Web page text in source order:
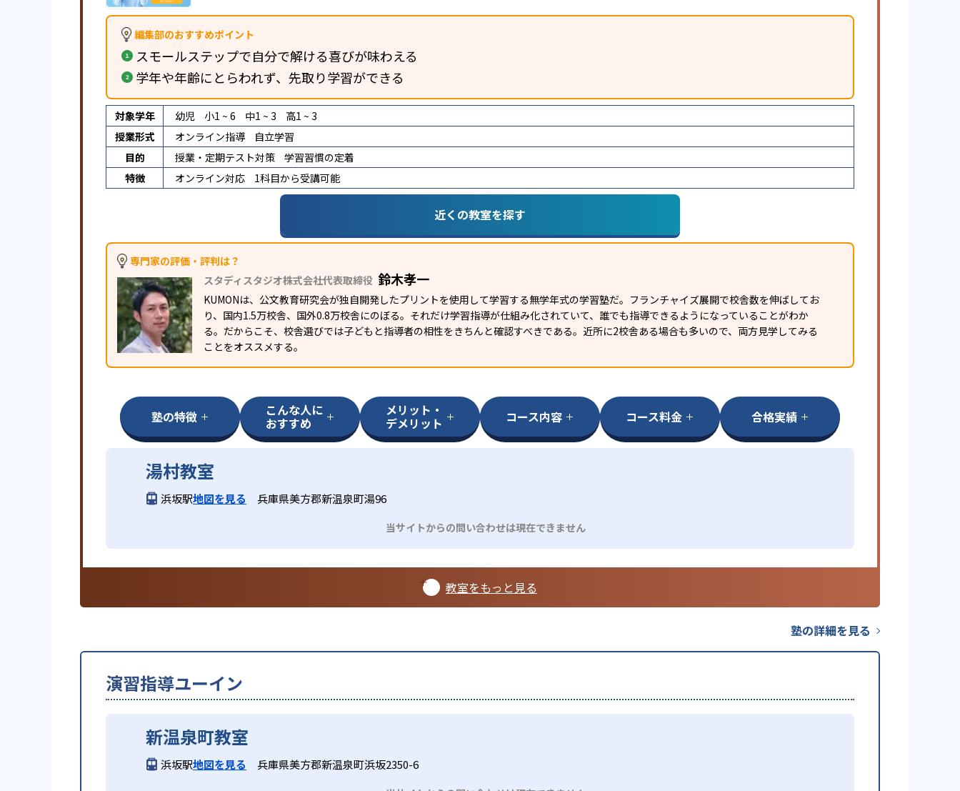
編集部のおすすめポイント
スモールステップで自分で解ける喜びが味わえる
学年や年齢にとらわれず、先取り学習ができる
対象学年 幼児 小1 ~ 6 中1 ~ 3
高1 ~ 3
授業形式
オンライン指導
自立学習
目的
授業・定期テスト対策
学習習慣の定着
特徴
オンライン対応 1科目から受講可能
近くの教室を探す
専門家の評価・評判は？
スタディスタジオ株式会社代表取締役 鈴木孝一
KUMONは、公文教育研究会が独自開発したプリントを使用して学習する無学年式の学習塾だ。フランチャイズ展開で校舎数を伸ばしてお
り、国内1.5万校舎、国外0.8万校舎にのぼる。それだけ学習指導が仕組み化されていて、誰でも指導できるようになっていることがわか
る。だからこそ、校舎選びでは子どもと指導者の相性をきちんと確認すべきである。近所に2校舎ある場合も多いので、両方見学してみる
ことをオススメする。
塾の特徴 こんな人に
おすすめ
メリット・
デメリット コース内容 コース料金 合格実績
湯村教室
浜坂駅地図を見る 兵庫県美方郡新温泉町湯96
当サイトからの問い合わせは現在できません
教室をもっと見る
塾の詳細を見る
演習指導ユーイン
新温泉町教室
浜坂駅地図を見る 兵庫県美方郡新温泉町浜坂2350-6